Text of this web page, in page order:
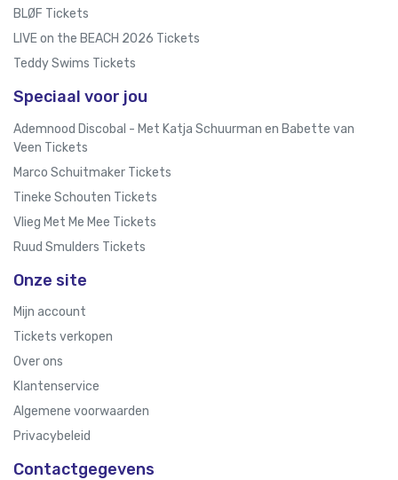
BLØF Tickets
LIVE on the BEACH 2026 Tickets
Teddy Swims Tickets
Speciaal voor jou
Ademnood Discobal - Met Katja Schuurman en Babette van
Veen Tickets
Marco Schuitmaker Tickets
Tineke Schouten Tickets
Vlieg Met Me Mee Tickets
Ruud Smulders Tickets
Onze site
Mijn account
Tickets verkopen
Over ons
Klantenservice
Algemene voorwaarden
Privacybeleid
Contactgegevens